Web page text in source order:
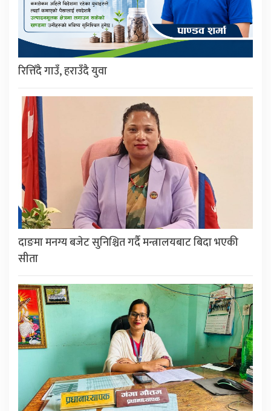
रित्तिँदै गाउँ, हराउँदै युवा
दाङमा मनग्य बजेट सुनिश्चित गर्दै मन्त्रालयबाट बिदा भएकी
सीता